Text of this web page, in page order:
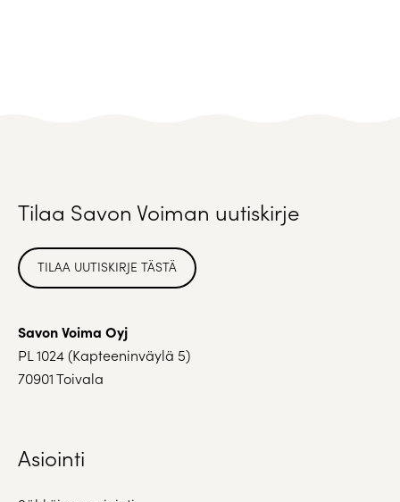
Tilaa Savon Voiman uutiskirje
TILAA UUTISKIRJE TÄSTÄ
Savon Voima Oyj
PL 1024 (Kapteeninväylä 5)
70901 Toivala
Asiointi